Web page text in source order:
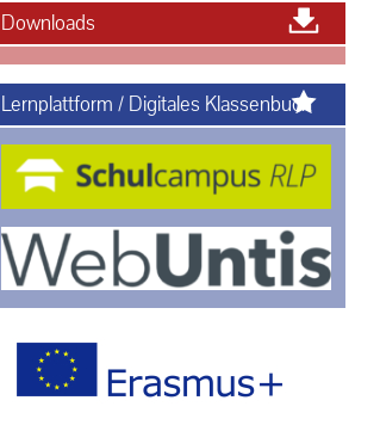
Downloads
Lernplattform / Digitales Klassenbuch